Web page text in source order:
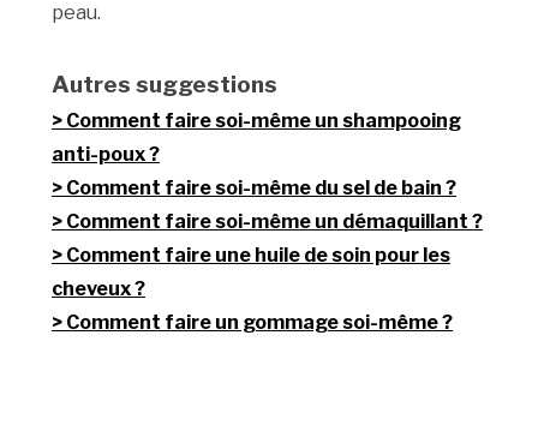
peau.
Autres suggestions
Comment faire soi-même un shampooing
anti-poux ?
Comment faire soi-même du sel de bain ?
Comment faire soi-même un démaquillant ?
Comment faire une huile de soin pour les
cheveux ?
Comment faire un gommage soi-même ?